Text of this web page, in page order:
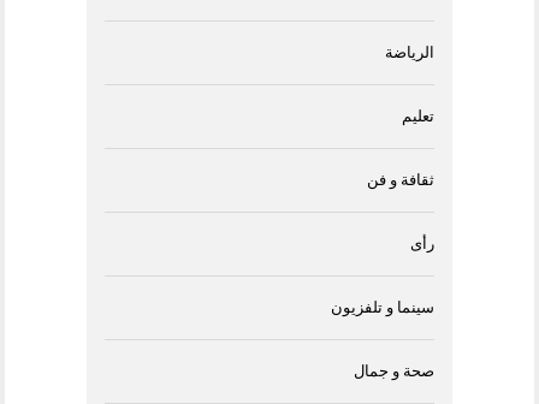
الرياضة
تعليم
ثقافة و فن
رأى
سينما و تلفزيون
صحة و جمال